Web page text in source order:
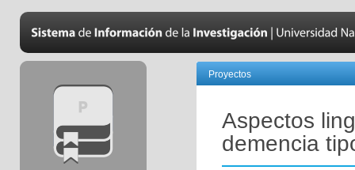
Proyectos
Aspectos
demencia